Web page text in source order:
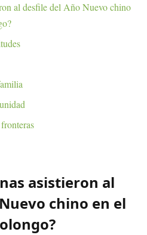
al desfile del Año Nuevo chino
asistieron al
chino en el